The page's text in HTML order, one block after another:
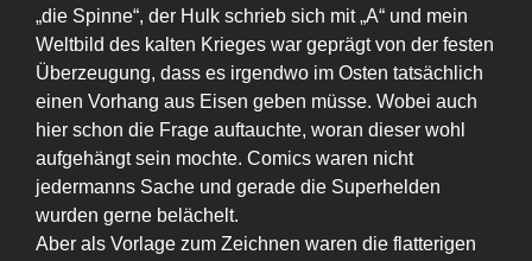
„die Spinne“, der Hulk schrieb sich mit „A“ und mein
Weltbild des kalten Krieges war geprägt von der festen
Überzeugung, dass es irgendwo im Osten tatsächlich
einen Vorhang aus Eisen geben müsse. Wobei auch
hier schon die Frage auftauchte, woran dieser wohl
aufgehängt sein mochte. Comics waren nicht
jedermanns Sache und gerade die Superhelden
wurden gerne belächelt.
Aber als Vorlage zum Zeichnen waren die flatterigen